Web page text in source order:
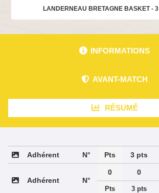
LANDERNEAU BRETAGNE BASKET - 3
INFORMATIONS
AVANT-MATCH
RÉSUMÉ
Adhérent N° Pts 3 pts
Adhérent N°
0 0
Pts 3 pts